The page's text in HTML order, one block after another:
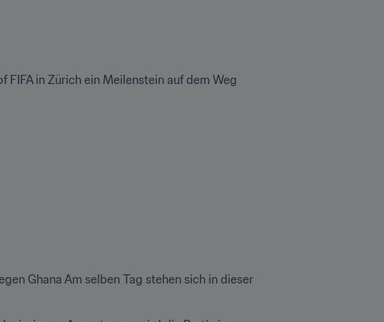
in Zürich ein Meilenstein auf dem Weg
Ghana Am selben Tag stehen sich in dieser